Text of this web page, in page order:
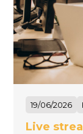
19/06/2026
Live